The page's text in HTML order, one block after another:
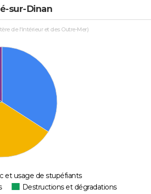
sur-Dinan
de l'Intérieur et des Outre-Mer)
et usage de stupéfiants
Destructions et dégradations